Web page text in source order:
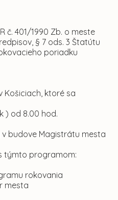
č. 401/1990 Zb. o meste
§ 7 ods. 3 Štatútu
poriadku
Košiciach, ktoré sa
) od 8.00 hod.
budove Magistrátu mesta
s týmto programom:
rokovania
mesta